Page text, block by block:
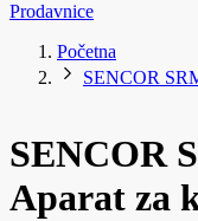
Prodavnice
Početna
SENCOR
SENCOR
Aparat za